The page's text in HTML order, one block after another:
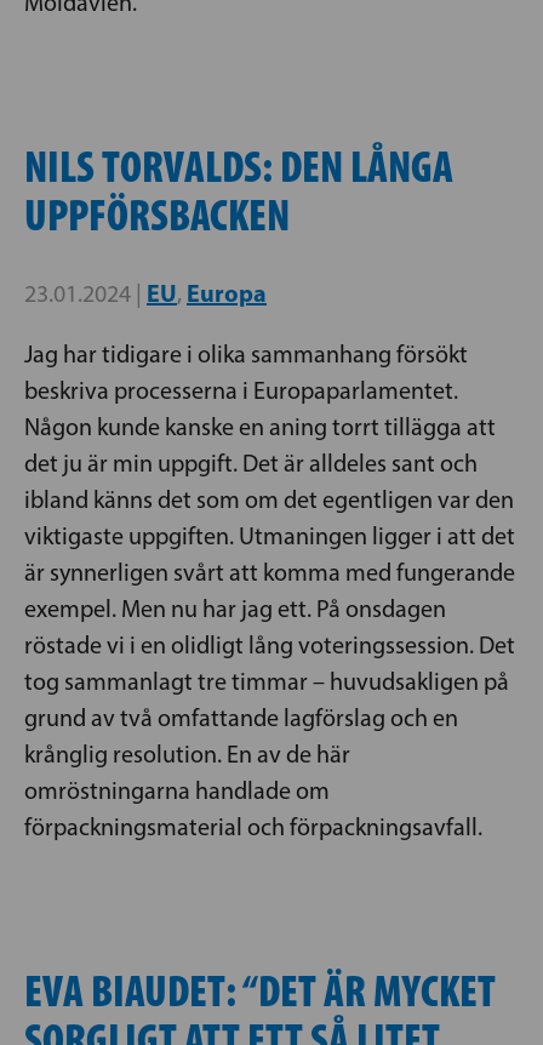
NILS TORVALDS: DEN LÅNGA
UPPFÖRSBACKEN
23.01.2024 | EU, Europa
Jag har tidigare i olika sammanhang försökt
beskriva processerna i Europaparlamentet.
Någon kunde kanske en aning torrt tillägga att
det ju är min uppgift. Det är alldeles sant och
ibland känns det som om det egentligen var den
viktigaste uppgiften. Utmaningen ligger i att det
är synnerligen svårt att komma med fungerande
exempel. Men nu har jag ett. På onsdagen
röstade vi i en olidligt lång voteringssession. Det
tog sammanlagt tre timmar – huvudsakligen på
grund av två omfattande lagförslag och en
krånglig resolution. En av de här
omröstningarna handlade om
förpackningsmaterial och förpackningsavfall.
EVA BIAUDET: “DET ÄR MYCKET